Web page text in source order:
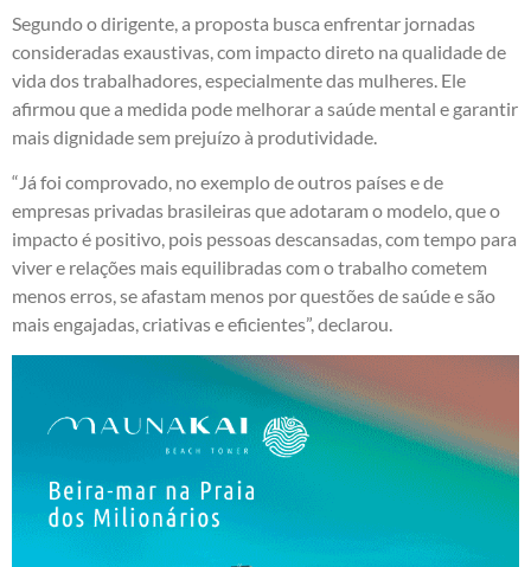
Segundo o dirigente, a proposta busca enfrentar jornadas
consideradas exaustivas, com impacto direto na qualidade de
vida dos trabalhadores, especialmente das mulheres. Ele
afirmou que a medida pode melhorar a saúde mental e garantir
mais dignidade sem prejuízo à produtividade.
“Já foi comprovado, no exemplo de outros países e de
empresas privadas brasileiras que adotaram o modelo, que o
impacto é positivo, pois pessoas descansadas, com tempo para
viver e relações mais equilibradas com o trabalho cometem
menos erros, se afastam menos por questões de saúde e são
mais engajadas, criativas e eficientes”, declarou.